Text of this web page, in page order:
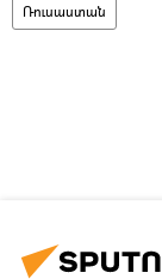
Ռուսաստան